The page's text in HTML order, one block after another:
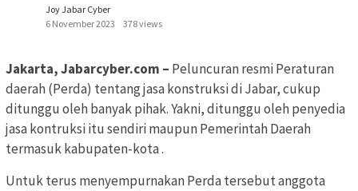
Joy Jabar Cyber
6 November 2023
378 views
Jakarta, Jabarcyber.com – Peluncuran resmi Peraturan
daerah (Perda) tentang jasa konstruksi di Jabar, cukup
ditunggu oleh banyak pihak. Yakni, ditunggu oleh penyedia
jasa kontruksi itu sendiri maupun Pemerintah Daerah
termasuk kabupaten-kota .
Untuk terus menyempurnakan Perda tersebut anggota